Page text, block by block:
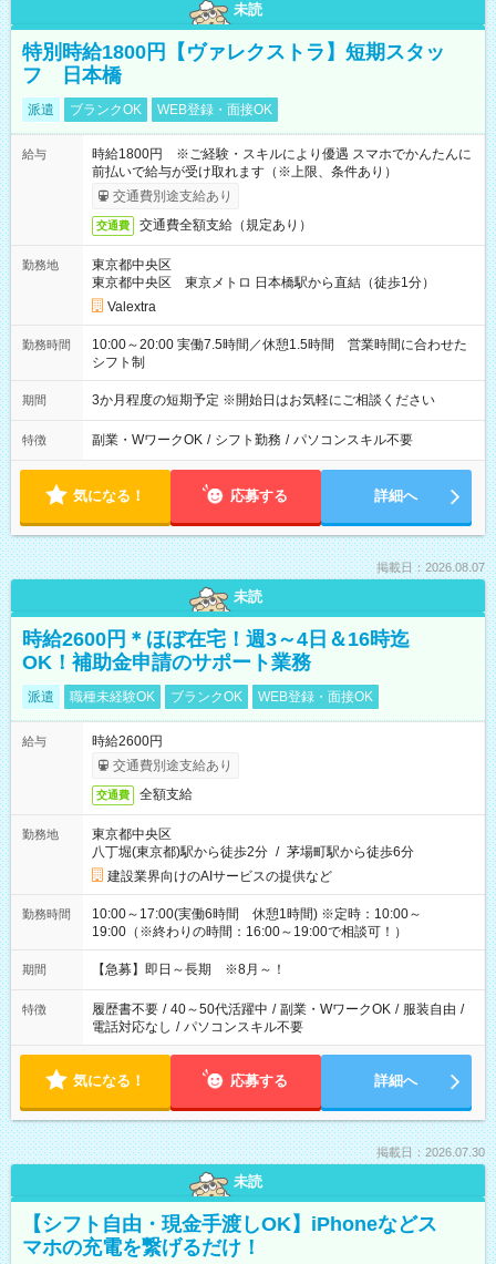
未読
特別時給1800円【ヴァレクストラ】短期スタッ
フ 日本橋
派遣 ブランクOK WEB登録・面接OK
給与
時給1800円 ※ご経験・スキルにより優遇 スマホでかんたんに
前払いで給与が受け取れます（※上限、条件あり）
交通費別途支給あり
交通費 交通費全額支給（規定あり）
勤務地
東京都中央区
東京都中央区 東京メトロ 日本橋駅から直結（徒歩1分）
Valextra
勤務時間
10:00～20:00 実働7.5時間／休憩1.5時間 営業時間に合わせた
シフト制
期間 3か月程度の短期予定 ※開始日はお気軽にご相談ください
特徴 副業・WワークOK / シフト勤務 / パソコンスキル不要
気になる！ 応募する 詳細へ
掲載日：2026.08.07
未読
時給2600円＊ほぼ在宅！週3～4日＆16時迄
OK！補助金申請のサポート業務
派遣 職種未経験OK ブランクOK WEB登録・面接OK
給与
時給2600円
交通費別途支給あり
交通費 全額支給
勤務地
東京都中央区
八丁堀(東京都)駅から徒歩2分 / 茅場町駅から徒歩6分
建設業界向けのAIサービスの提供など
勤務時間
10:00～17:00(実働6時間 休憩1時間) ※定時：10:00～
19:00（※終わりの時間：16:00～19:00で相談可！）
期間 【急募】即日～長期 ※8月～！
特徴 履歴書不要 / 40～50代活躍中 / 副業・WワークOK / 服装自由 /
電話対応なし / パソコンスキル不要
気になる！ 応募する 詳細へ
掲載日：2026.07.30
未読
【シフト自由・現金手渡しOK】iPhoneなどス
マホの充電を繋げるだけ！